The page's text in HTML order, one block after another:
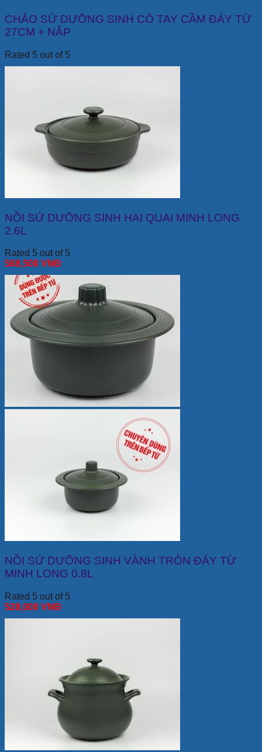
CHẢO SỨ DƯỠNG SINH CÓ TAY CẦM ĐÁY TỪ
27CM + NẮP
Rated 5 out of 5
NỒI SỨ DƯỠNG SINH HAI QUAI MINH LONG
2.6L
Rated 5 out of 5
588,500 VNĐ
NỒI SỨ DƯỠNG SINH VÀNH TRÒN ĐÁY TỪ
MINH LONG 0.8L
Rated 5 out of 5
528,000 VNĐ